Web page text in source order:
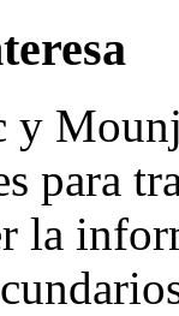
y
para
la